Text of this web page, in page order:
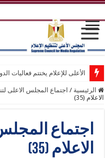
الأعلى للإعلام يختتم فعاليات
الرئيسية / اجتماع المجلس الاعلى
الاعلام (35)
اجتماع
الاعلام (35)